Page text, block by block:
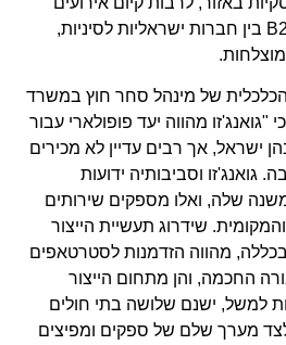
עסקיים, כנסים ומפגשי B2B בין חברות ישראליות לסיניות,
של מינהל סחר חוץ במשרד
"גואנג'זו מהווה יעד פופולארי עבור
ישראל, אך רבים עדיין לא מכירים
גואנג'זו וסביבותיה ידועות
שלה, ואלו מספקים שירותים
שידרוג תעשיית הייצור
מהווה הזדמנות לסטרטאפים
החכמה, והן מתחום הייצור
למשל, ישנם שלושה בתי חולים
מערך שלם של ספקים ומפיצים